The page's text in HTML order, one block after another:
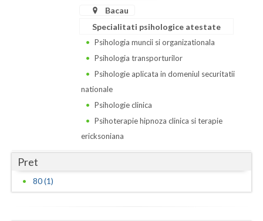
Hunedoara
Ialomita
Bacau
Specialitati psihologice atestate
Psihologia muncii si organizationala
Psihologia transporturilor
Psihologie aplicata in domeniul securitatii
nationale
Psihologie clinica
Psihoterapie hipnoza clinica si terapie
ericksoniana
Pret
80 (1)